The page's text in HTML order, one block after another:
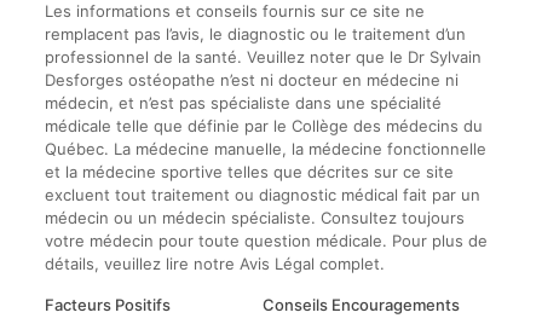
Les informations et conseils fournis sur ce site ne
remplacent pas l’avis, le diagnostic ou le traitement d’un
professionnel de la santé. Veuillez noter que le Dr Sylvain
Desforges ostéopathe n’est ni docteur en médecine ni
médecin, et n’est pas spécialiste dans une spécialité
médicale telle que définie par le Collège des médecins du
Québec. La médecine manuelle, la médecine fonctionnelle
et la médecine sportive telles que décrites sur ce site
excluent tout traitement ou diagnostic médical fait par un
médecin ou un médecin spécialiste. Consultez toujours
votre médecin pour toute question médicale. Pour plus de
détails, veuillez lire notre Avis Légal complet.
Facteurs Positifs Conseils Encouragements